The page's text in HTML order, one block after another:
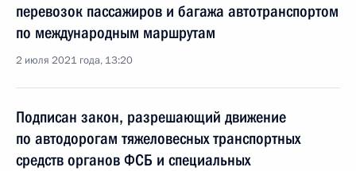
перевозок пассажиров и багажа автотранспортом
по международным маршрутам
2 июля 2021 года, 13:20
Подписан закон, разрешающий движение
по автодорогам тяжеловесных транспортных
средств органов ФСБ и специальных